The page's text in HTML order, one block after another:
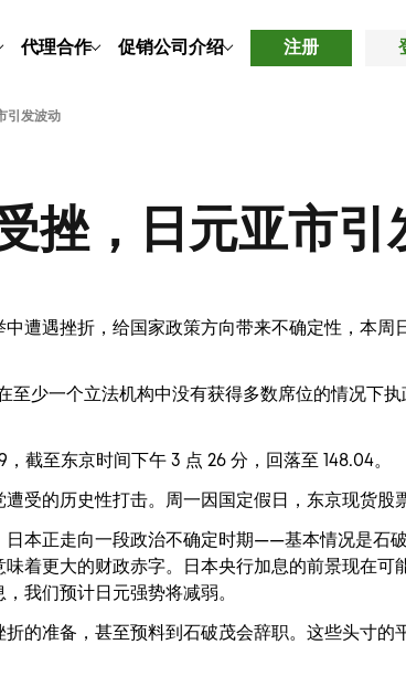
代理合作 促销公司介绍 注册
引发波动
挫，日元亚市引
遭遇挫折，给国家政策方向带来不确定性，本周
至少一个立法机构中没有获得多数席位的情况下
截至东京时间下午 3 点 26 分，回落至 148.04。
受的历史性打击。周一因国定假日，东京现货股
本正走向一段政治不确定时期——基本情况是石
着更大的财政赤字。日本央行加息的前景现在可
我们预计日元强势将减弱。
的准备，甚至预料到石破茂会辞职。这些头寸的